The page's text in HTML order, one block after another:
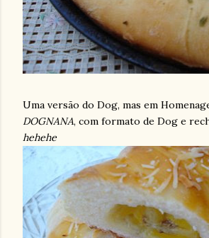
Uma versão do Dog, mas em
DOGNANA, com formato de Dog e
hehehe